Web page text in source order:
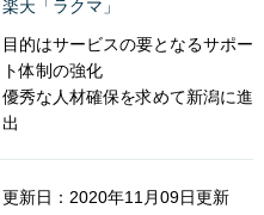
楽天「ラクマ」
目的はサービスの要となるサポー
ト体制の強化
優秀な人材確保を求めて新潟に進
出
更新日：2020年11月09日更新